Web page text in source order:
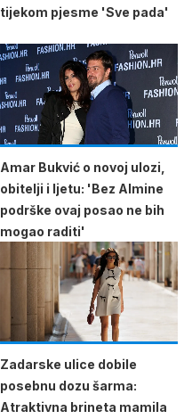
tijekom pjesme 'Sve pada'
Amar Bukvić o novoj ulozi,
obitelji i ljetu: 'Bez Almine
podrške ovaj posao ne bih
mogao raditi'
Zadarske ulice dobile
posebnu dozu šarma:
Atraktivna brineta mamila